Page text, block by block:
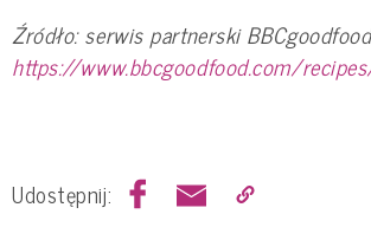
Źródło: serwis partnerski
https://www.bbcgoodfood.com/
Udostępnij: